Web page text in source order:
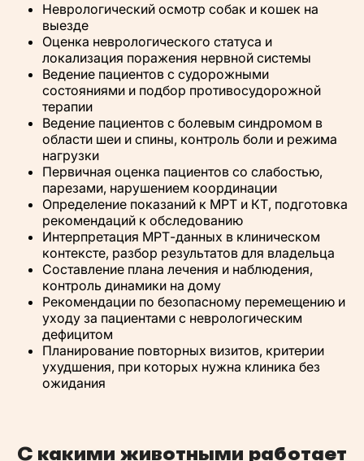
Неврологический осмотр собак и кошек на
выезде
Оценка неврологического статуса и
локализация поражения нервной системы
Ведение пациентов с судорожными
состояниями и подбор противосудорожной
терапии
Ведение пациентов с болевым синдромом в
области шеи и спины, контроль боли и режима
нагрузки
Первичная оценка пациентов со слабостью,
парезами, нарушением координации
Определение показаний к МРТ и КТ, подготовка
рекомендаций к обследованию
Интерпретация МРТ-данных в клиническом
контексте, разбор результатов для владельца
Составление плана лечения и наблюдения,
контроль динамики на дому
Рекомендации по безопасному перемещению и
уходу за пациентами с неврологическим
дефицитом
Планирование повторных визитов, критерии
ухудшения, при которых нужна клиника без
ожидания
С какими животными работает